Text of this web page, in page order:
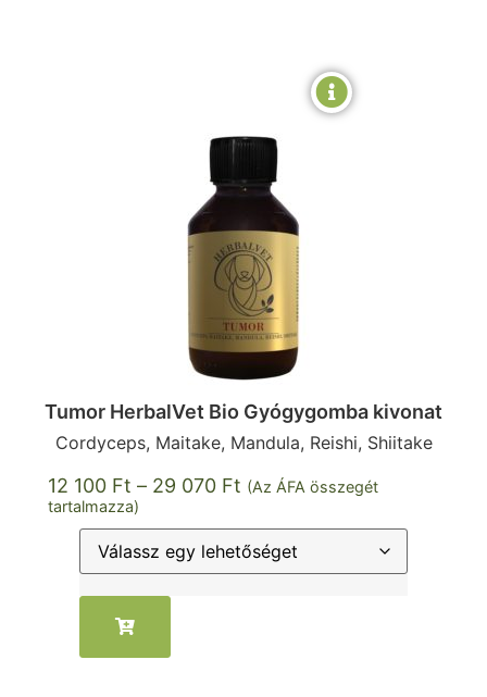
Tumor HerbalVet Bio Gyógygomba kivonat
Cordyceps, Maitake, Mandula, Reishi, Shiitake
12 100 Ft – 29 070 Ft (Az ÁFA összegét
tartalmazza)